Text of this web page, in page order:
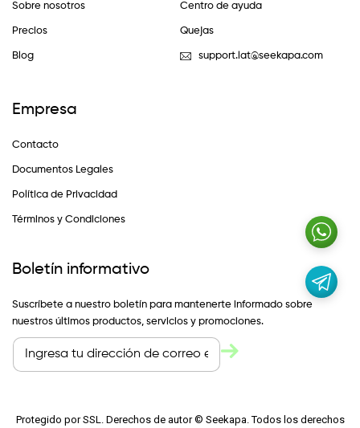
Sobre nosotros
Precios
Blog
Centro de ayuda
Quejas
support.lat@seekapa.com
Empresa
Contacto
Documentos Legales
Política de Privacidad
Términos y Condiciones
Boletín informativo
Suscríbete a nuestro boletín para mantenerte informado sobre
nuestros últimos productos, servicios y promociones.
Protegido por SSL. Derechos de autor © Seekapa. Todos los derechos